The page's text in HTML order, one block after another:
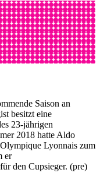
Saison an
besitzt eine
23-jährigen
2018 hatte Aldo
Lyonnais zum
er
den Cupsieger. (pre)